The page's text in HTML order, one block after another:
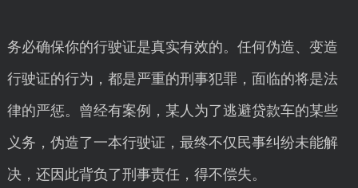
务必确保你的行驶证是真实有效的。任何伪造、变造
行驶证的行为，都是严重的刑事犯罪，面临的将是法
律的严惩。曾经有案例，某人为了逃避贷款车的某些
义务，伪造了一本行驶证，最终不仅民事纠纷未能解
决，还因此背负了刑事责任，得不偿失。